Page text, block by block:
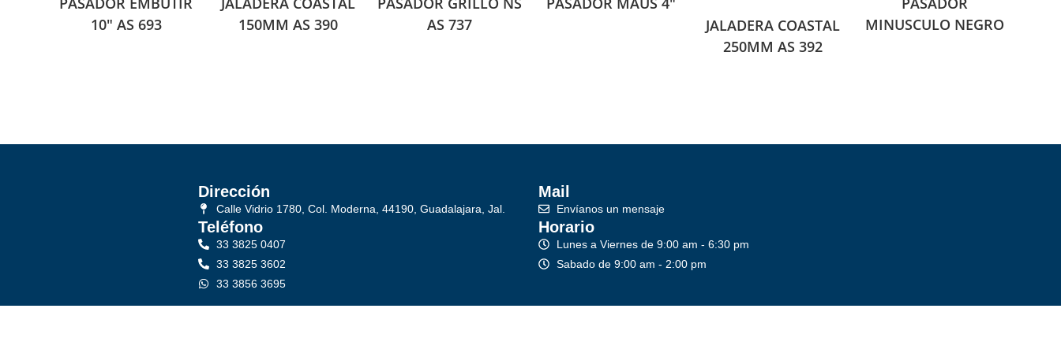
10″ AS 693
150MM AS 390
AS 737
JALADERA COASTAL
250MM AS 392
MINUSCULO NEGRO
Dirección
Calle Vidrio 1780, Col. Moderna, 44190, Guadalajara, Jal.
Teléfono
33 3825 0407
33 3825 3602
33 3856 3695
Mail
Envíanos un mensaje
Horario
Lunes a Viernes de 9:00 am - 6:30 pm
Sabado de 9:00 am - 2:00 pm